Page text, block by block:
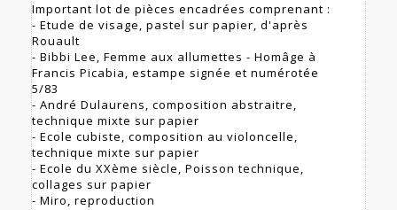
Important lot de pièces encadrées comprenant :
- Etude de visage, pastel sur papier, d'après
Rouault
- Bibbi Lee, Femme aux allumettes - Homâge à
Francis Picabia, estampe signée et numérotée
5/83
- André Dulaurens, composition abstraitre,
technique mixte sur papier
- Ecole cubiste, composition au violoncelle,
technique mixte sur papier
- Ecole du XXème siècle, Poisson technique,
collages sur papier
- Miro, reproduction